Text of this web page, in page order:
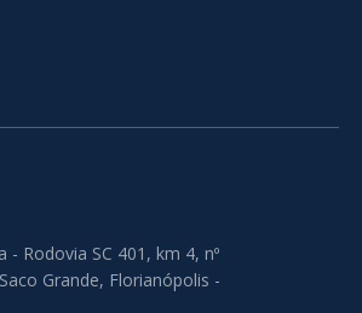
- Rodovia SC 401, km 4, nº
Grande, Florianópolis -